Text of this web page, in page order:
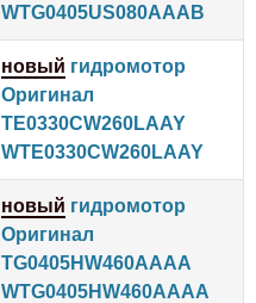
WTG0405US080AAAB
новый гидромотор
Оригинал
TE0330CW260LAAY
WTE0330CW260LAAY
новый гидромотор
Оригинал
TG0405HW460AAAA
WTG0405HW460AAAA